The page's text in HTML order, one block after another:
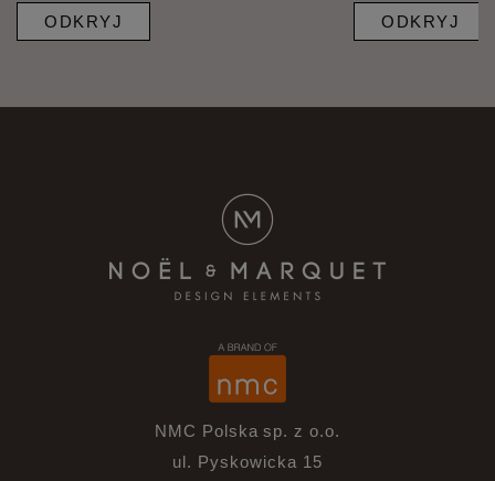
ODKRYJ ODKRYJ
NMC Polska sp. z o.o.
ul. Pyskowicka 15